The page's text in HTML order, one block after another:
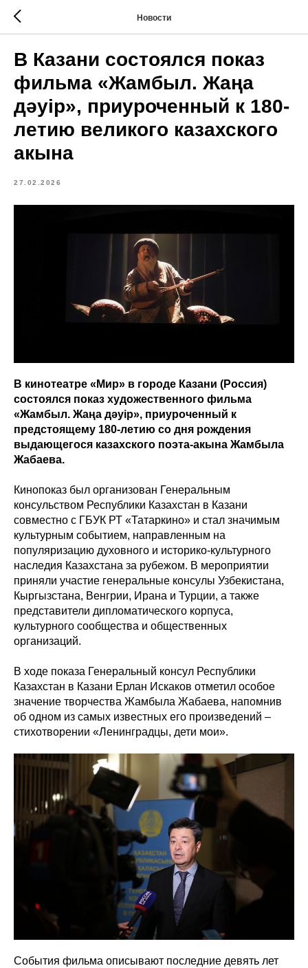
Новости
В Казани состоялся показ
фильма «Жамбыл. Жаңа
дәуір», приуроченный к 180-
летию великого казахского
акына
27.02.2026
В кинотеатре «Мир» в городе Казани (Россия)
состоялся показ художественного фильма
«Жамбыл. Жаңа дәуір», приуроченный к
предстоящему 180-летию со дня рождения
выдающегося казахского поэта-акына Жамбыла
Жабаева.
Кинопоказ был организован Генеральным
консульством Республики Казахстан в Казани
совместно с ГБУК РТ «Татаркино» и стал значимым
культурным событием, направленным на
популяризацию духовного и историко-культурного
наследия Казахстана за рубежом. В мероприятии
приняли участие генеральные консулы Узбекистана,
Кыргызстана, Венгрии, Ирана и Турции, а также
представители дипломатического корпуса,
культурного сообщества и общественных
организаций.
В ходе показа Генеральный консул Республики
Казахстан в Казани Ерлан Искаков отметил особое
значение творчества Жамбыла Жабаева, напомнив
об одном из самых известных его произведений –
стихотворении «Ленинградцы, дети мои».
События фильма описывают последние девять лет